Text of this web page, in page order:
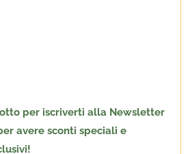
per iscriverti alla Newsletter
avere sconti speciali e